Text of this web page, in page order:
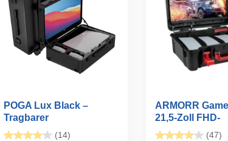
POGA Lux Black –
Tragbarer
Gamingkoffer...
(14)
ARMORR
21,5-Zoll FHD-
Bildschirm...
(47)